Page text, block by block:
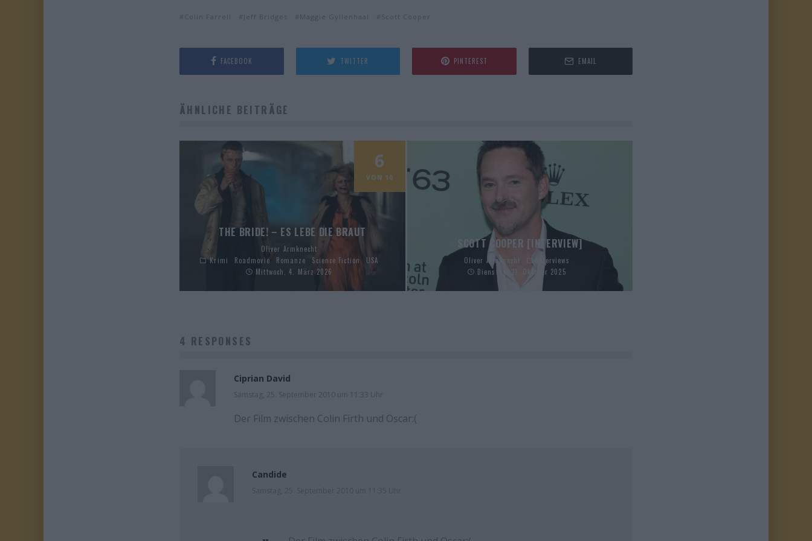
Colin Farrell Jeff Bridges Maggie Gyllenhaal Scott Cooper
FACEBOOK TWITTER PINTEREST EMAIL
ÄHNLICHE BEITRÄGE
6
VON 10
THE BRIDE! – ES LEBE DIE BRAUT
Oliver Armknecht
Krimi
Roadmovie Romanze Science Fiction
USA
Mittwoch, 4. März 2026
SCOTT COOPER [INTERVIEW]
Oliver Armknecht
Interviews
Dienstag, 21. Oktober 2025
4 RESPONSES
Ciprian David
Samstag, 25. September 2010 um 11:33 Uhr
Der Film zwischen Colin Firth und Oscar:(
Candide